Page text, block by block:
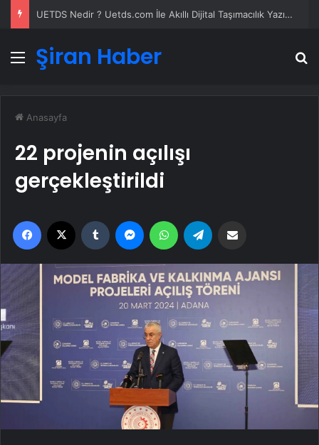
UETDS Nedir ? Uetds.com İle Akıllı Dijital Taşımacılık Yazılımı
Menü
Şiran Haber
Anasayfa
22 projenin açılışı
gerçekleştirildi
Facebook Tumblr MessengerWhatsApp